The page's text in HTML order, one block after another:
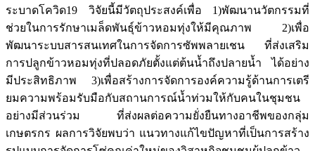
ระบาดโควิด19 วิจัยนี้มีวัตถุประสงค์เพื่อ 1)พัฒนานวัตกรรมที่
ช่วยในการรักษาเมล็ดพันธุ์ข้าวหอมทุ่งให้มีคุณภาพ 2)เพื่อ
พัฒนาระบบสารสนเทศในการจัดการซัพพลายเชน ที่ส่งเสริม
การปลูกข้าวหอมทุ่งที่ปลอดภัยตั้งแต่ต้นน้ำถึงปลายน้ำ ได้อย่าง
มีประสิทธิภาพ 3)เพื่อสร้างการจัดการองค์ความรู้ด้านการเตรี
ยมความพร้อมรับมือกับสถานการณ์น้ำท่วมให้กับคนในชุมชน
อย่างมีส่วนร่วม ที่ส่งผลต่อความยั่งยืนทางอาชีพของกลุ่ม
เกษตรกร ผลการวิจัยพบว่า แนวทางแก้ไขปัญหาที่เป็นการสร้าง